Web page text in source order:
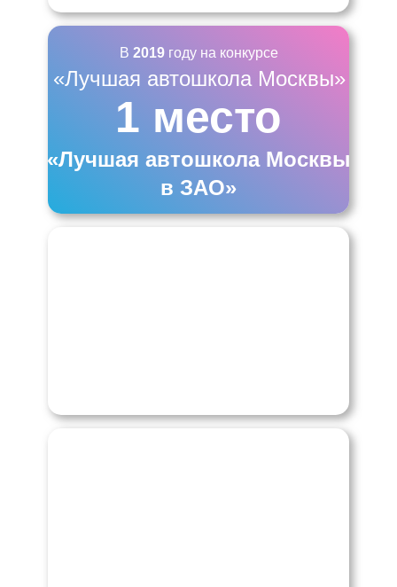
В 2019году на конкурсе
«Лучшая автошкола Москвы»
«Лучшая автошкола Москвы
в ЗАО»
1 место